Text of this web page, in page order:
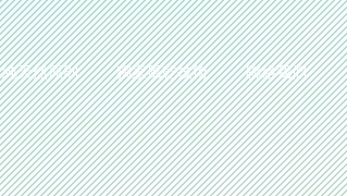
純天然原則 獨家風乾技術 聯絡我們